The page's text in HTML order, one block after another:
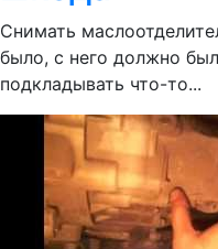
Снимать
было, с него должно
подкладывать что-то...